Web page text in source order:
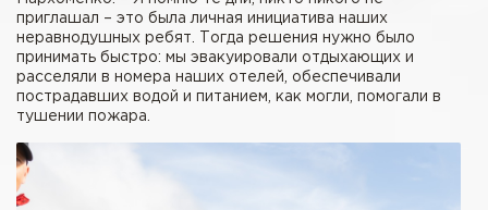
приглашал – это была личная инициатива наших
неравнодушных ребят. Тогда решения нужно было
принимать быстро: мы эвакуировали отдыхающих и
расселяли в номера наших отелей, обеспечивали
пострадавших водой и питанием, как могли, помогали в
тушении пожара.